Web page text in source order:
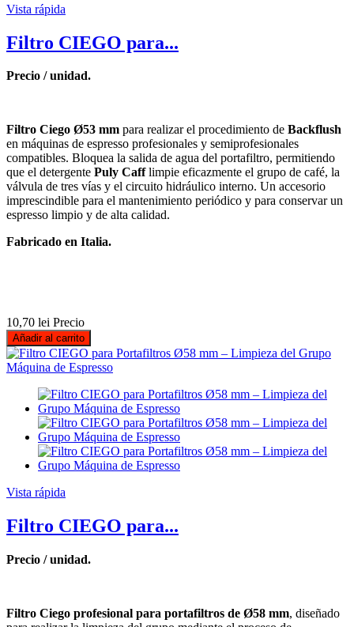
Vista rápida
Filtro CIEGO para...
Precio / unidad.
Filtro Ciego Ø53 mm para realizar el procedimiento de Backflush
en máquinas de espresso profesionales y semiprofesionales
compatibles. Bloquea la salida de agua del portafiltro, permitiendo
que el detergente Puly Cafflimpie eficazmente el grupo de café, la
válvula de tres vías y el circuito hidráulico interno. Un accesorio
imprescindible para el mantenimiento periódico y para conservar un
espresso limpio y de alta calidad.
Fabricado en Italia.
10,70 lei Precio
Añadir al carrito
Vista rápida
Filtro CIEGO para...
Precio / unidad.
Filtro Ciego profesional para portafiltros de Ø58 mm, diseñado